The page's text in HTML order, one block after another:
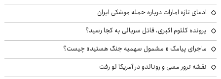
ادعای تازه امارات درباره حمله موشکی ایران
پرونده کلثوم اکبری، قاتل سریالی به کجا رسید؟
ماجرای پیامک « مشمول سهمیه جنگ هستید» چیست؟
نقشه ترور مسی و رونالدو در آمریکا لو رفت